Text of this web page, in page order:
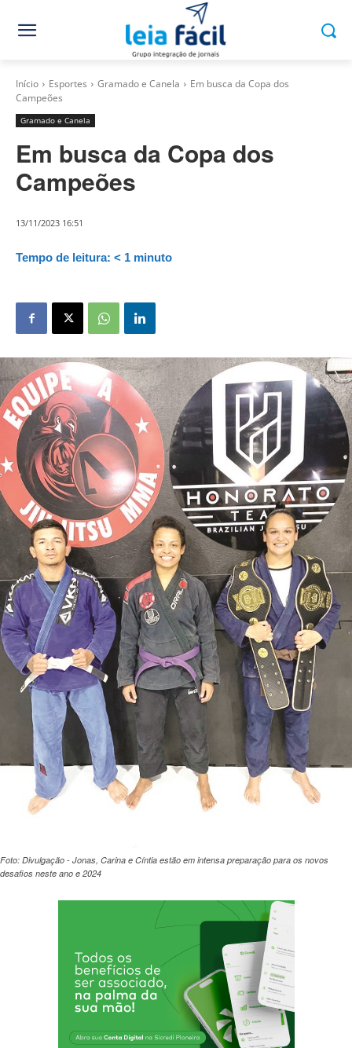
Início Esportes Gramado e Canela
Em busca da Copa dos
Campeões
Gramado e Canela
Em busca da Copa dos
Campeões
13/11/2023 16:51
Tempo de leitura: < 1 minuto
Foto: Divulgação - Jonas, Carina e Cíntia estão em intensa preparação para os novos
desafios neste ano e 2024